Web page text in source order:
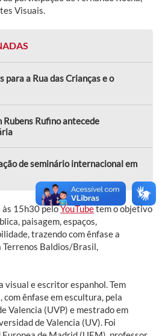
Visuais.
para a Rua das Crianças e o
Rubens Rufino antecede
de seminário internacional em
às 15h30 peloYouTubetem o objetivo
paisagem, espaços,
trazendo com ênfase a
Terrenos Baldios/Brasil,
e escritor espanhol. Tem
ênfase em escultura, pela
Valencia (UVP) e mestrado em
de Valencia (UV). Foi